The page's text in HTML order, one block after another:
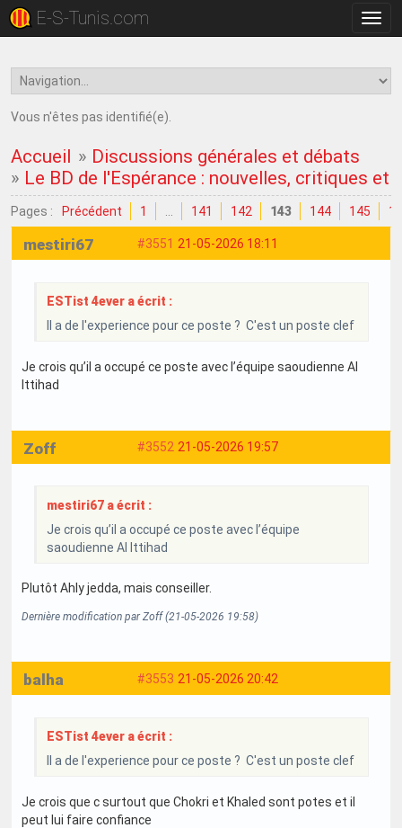
la
E-S-Tunis.com
Vous n'êtes pas identifié(e).
Accueil » Discussions générales et débats
» Le BD de l'Espérance : nouvelles, critiques et
Pages : Précédent 1 141 142 143 144 145
#3551 21-05-2026 18:11
mestiri67
ESTist 4ever a écrit :
Il a de l'experience pour ce poste ? C'est un poste clef
Je crois qu’il a occupé ce poste avec l’équipe saoudienne Al
Ittihad
#3552 21-05-2026 19:57
Zoff
mestiri67 a écrit :
Je crois qu’il a occupé ce poste avec l’équipe
saoudienne Al Ittihad
Plutôt Ahly jedda, mais conseiller.
Dernière modification par Zoff (21-05-2026 19:58)
#3553 21-05-2026 20:42
balha
ESTist 4ever a écrit :
Il a de l'experience pour ce poste ? C'est un poste clef
Je crois que c surtout que Chokri et Khaled sont potes et il
peut lui faire confiance